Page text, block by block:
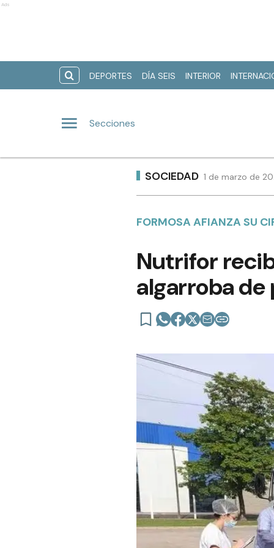
Ads
DEPORTES DÍA SEIS INTERIOR
Secciones
SOCIEDAD 1 de marzo de
FORMOSA AFIANZA SU
Nutrifor
algarroba